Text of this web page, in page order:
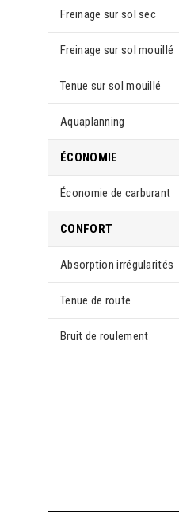
Freinage sur sol sec
Freinage sur sol mouillé
Tenue sur sol mouillé
Aquaplanning
ÉCONOMIE
Économie de carburant
CONFORT
Absorption irrégularités
Tenue de route
Bruit de roulement